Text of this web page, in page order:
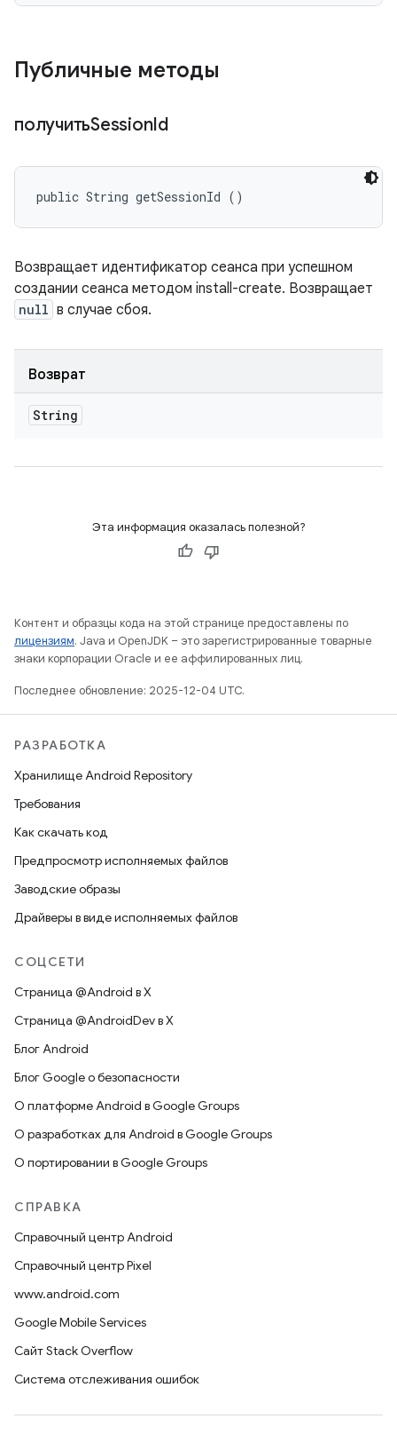
Публичные методы
получитьSessionId
public String getSessionId ()
Возвращает идентификатор сеанса при успешном
создании сеанса методом install-create. Возвращает
null в случае сбоя.
Возврат
String
Эта информация оказалась полезной?
Контент и образцы кода на этой странице предоставлены по
лицензиям. Java и OpenJDK – это зарегистрированные товарные
знаки корпорации Oracle и ее аффилированных лиц.
Последнее обновление: 2025-12-04 UTC.
РАЗРАБОТКА
Хранилище Android Repository
Требования
Как скачать код
Предпросмотр исполняемых файлов
Заводские образы
Драйверы в виде исполняемых файлов
СОЦСЕТИ
Страница @Android в X
Страница @AndroidDev в X
Блог Android
Блог Google о безопасности
О платформе Android в Google Groups
О разработках для Android в Google Groups
О портировании в Google Groups
СПРАВКА
Справочный центр Android
Справочный центр Pixel
www.android.com
Google Mobile Services
Сайт Stack Overflow
Система отслеживания ошибок